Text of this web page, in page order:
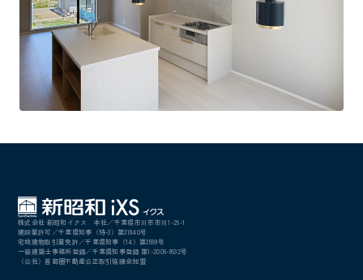
株式会社 新昭和イクス 本社／千葉県市川市市川1-26-1
建設業許可／千葉県知事（特-3）第31840号
宅地建物取引業免許／千葉県知事（14）第3559号
一級建築士事務所登録／千葉県知事登録 第1-2006-8632号
（公社）首都圏不動産公正取引協議会加盟